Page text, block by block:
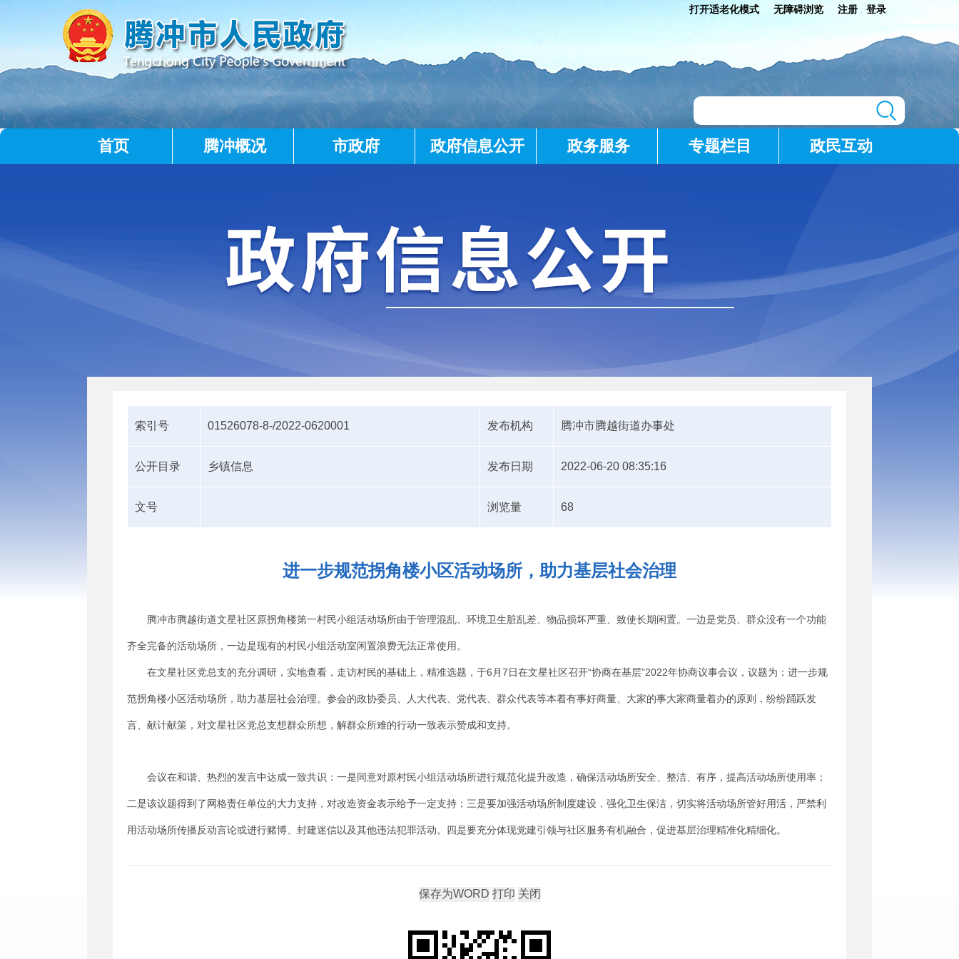
打开适老化模式 无障碍浏览 注册 登录
首页 腾冲概况 市政府 政府信息公开 政务服务 专题栏目 政民互动
索引号 01526078-8-/2022-0620001 发布机构 腾冲市腾越街道办事处
公开目录 乡镇信息 发布日期 2022-06-20 08:35:16
文号 浏览量 68
进一步规范拐角楼小区活动场所，助力基层社会治理
腾冲市腾越街道文星社区原拐角楼第一村民小组活动场所由于管理混乱、环境卫生脏乱差、物品损坏严重、致使长期闲置。一边是党员、群众没有一个功能
齐全完备的活动场所，一边是现有的村民小组活动室闲置浪费无法正常使用。
在文星社区党总支的充分调研，实地查看，走访村民的基础上，精准选题，于6 月 7 日在文星社区召开“协商在基层”2022年协商议事会议，议题为：进一步规
范拐角楼小区活动场所，助力基层社会治理。参会的政协委员、人大代表、党代表、群众代表等本着有事好商量、大家的事大家商量着办的原则，纷纷踊跃发
言、献计献策，对文星社区党总支想群众所想，解群众所难的行动一致表示赞成和支持。
会议在和谐、热烈的发言中达成一致共识：一是同意对原村民小组活动场所进行规范化提升改造，确保活动场所安全、整洁、有序，提高活动场所使用率；
二是该议题得到了网格责任单位的大力支持，对改造资金表示给予一定支持；三是要加强活动场所制度建设，强化卫生保洁，切实将活动场所管好用活，严禁利
用活动场所传播反动言论或进行赌博、封建迷信以及其他违法犯罪活动。四是要充分体现党建引领与社区服务有机融合，促进基层治理精准化精细化。